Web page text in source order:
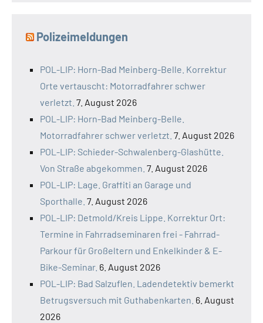
Polizeimeldungen
POL-LIP: Horn-Bad Meinberg-Belle. Korrektur
Orte vertauscht: Motorradfahrer schwer
verletzt. 7. August 2026
POL-LIP: Horn-Bad Meinberg-Belle.
Motorradfahrer schwer verletzt. 7. August 2026
POL-LIP: Schieder-Schwalenberg-Glashütte.
Von Straße abgekommen. 7. August 2026
POL-LIP: Lage. Graffiti an Garage und
Sporthalle. 7. August 2026
POL-LIP: Detmold/Kreis Lippe. Korrektur Ort:
Termine in Fahrradseminaren frei - Fahrrad-
Parkour für Großeltern und Enkelkinder & E-
Bike-Seminar. 6. August 2026
POL-LIP: Bad Salzuflen. Ladendetektiv bemerkt
Betrugsversuch mit Guthabenkarten. 6. August
2026